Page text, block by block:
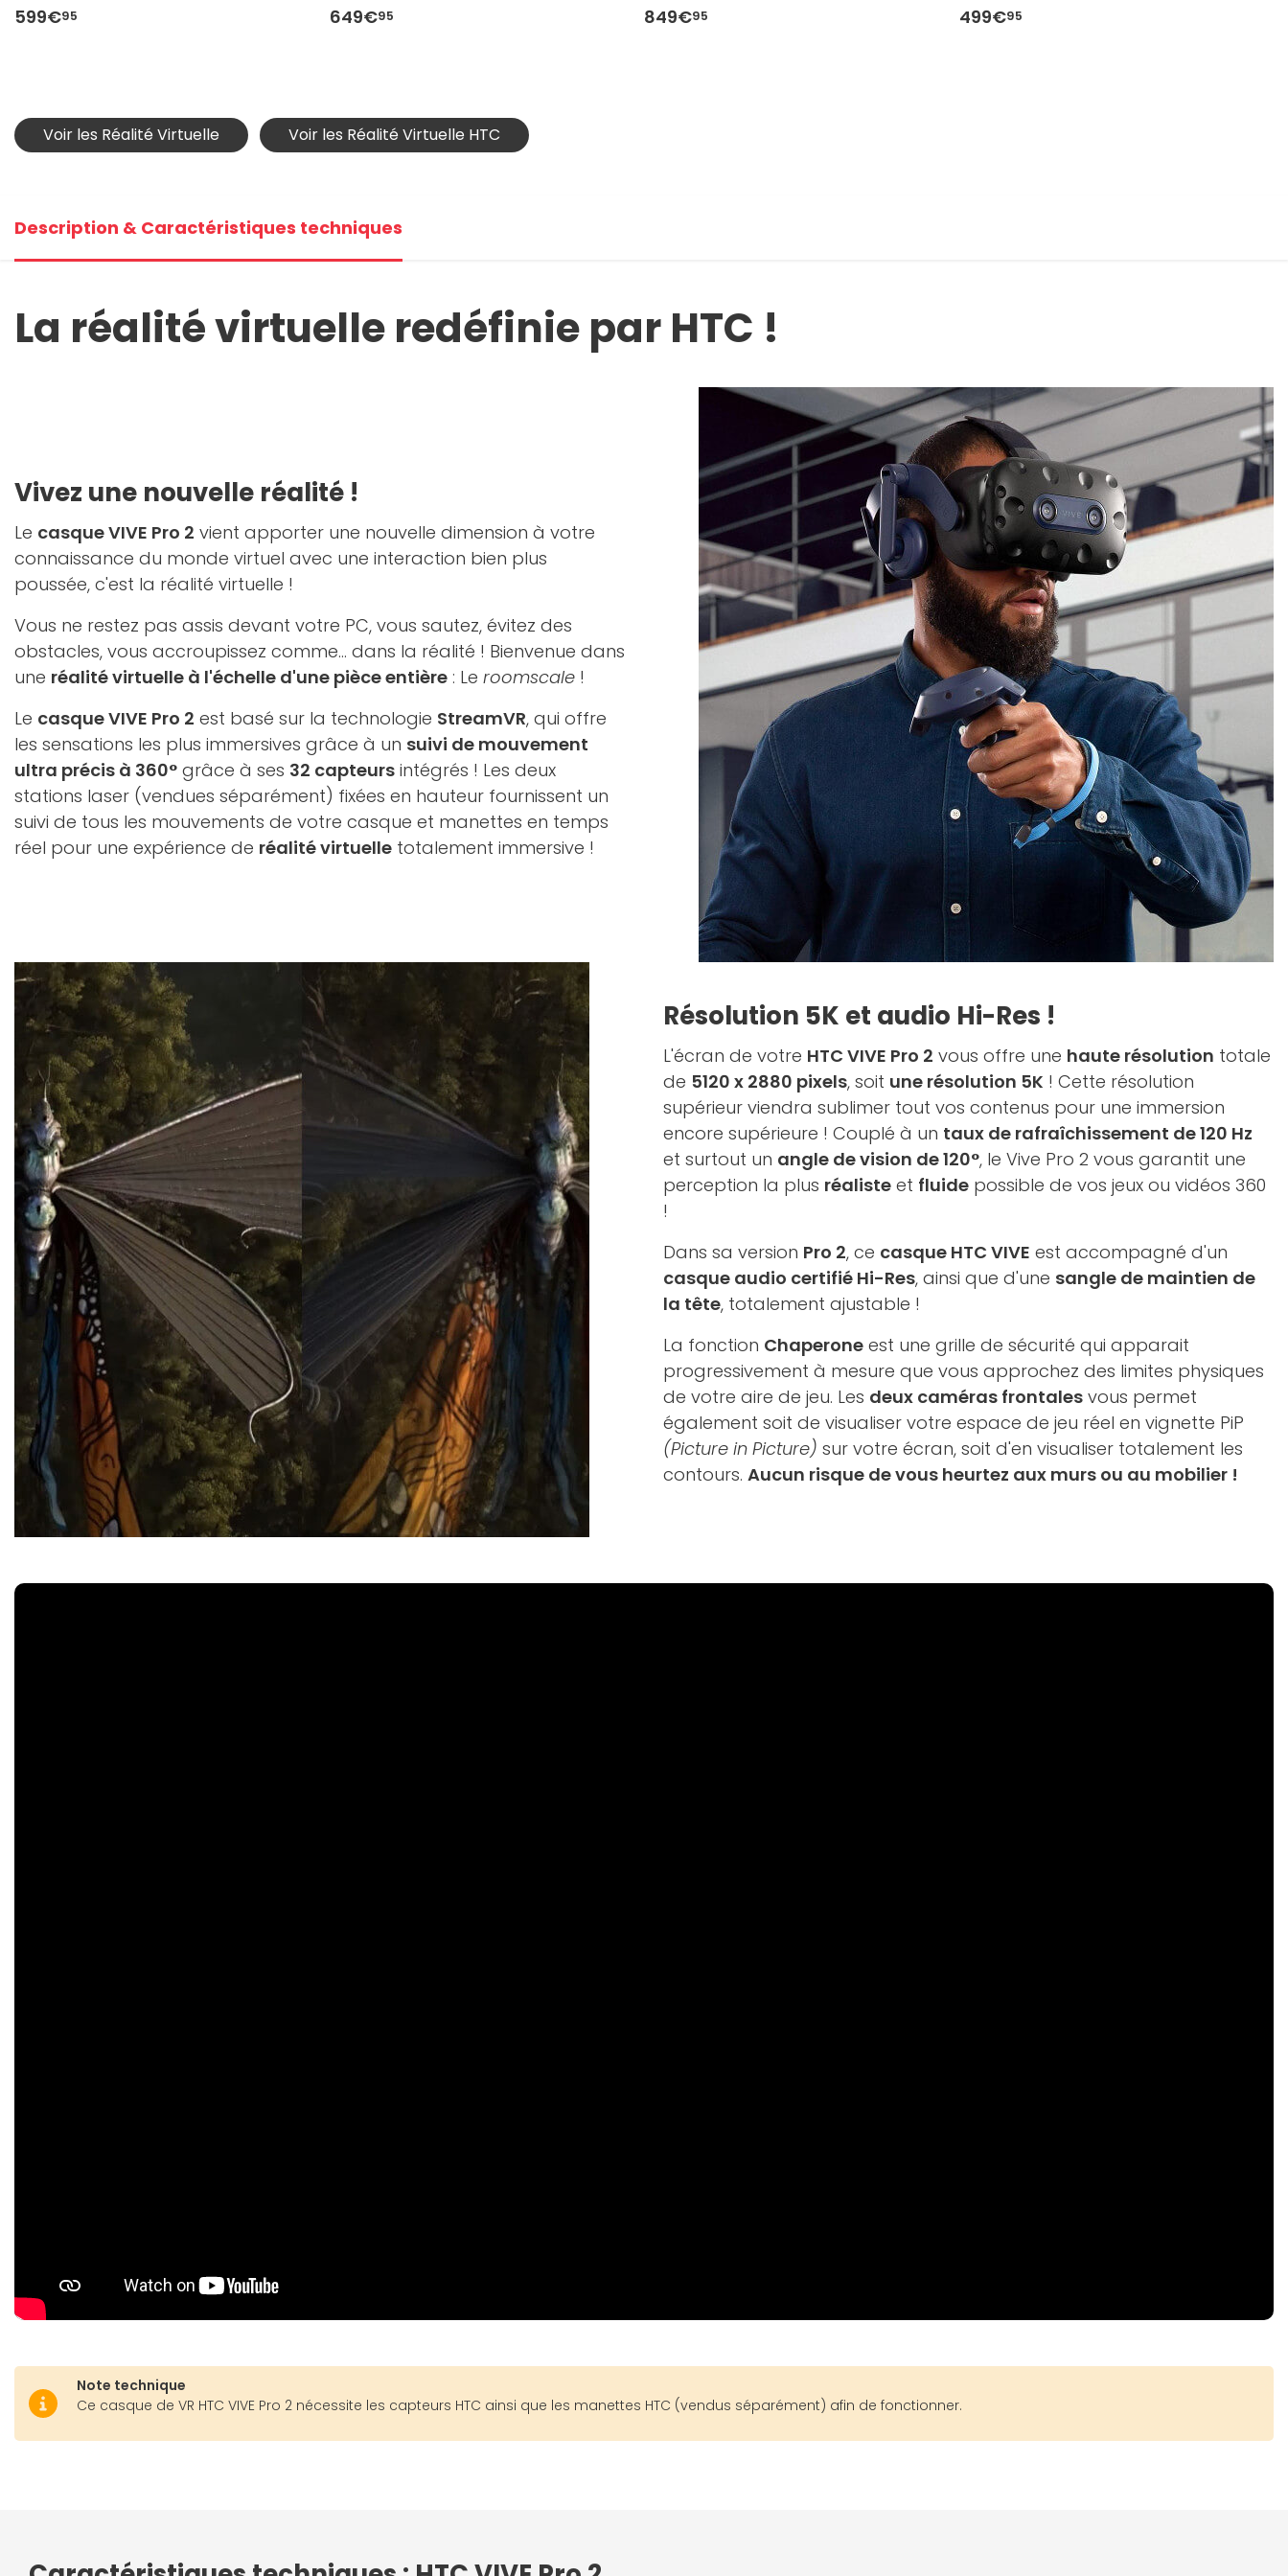
599€95 649€95 849€95 499€95
Voir les Réalité Virtuelle Voir les Réalité Virtuelle HTC
Description & Caractéristiques techniques
La réalité virtuelle redéfinie par HTC !
Vivez une nouvelle réalité !
Le casque VIVE Pro 2 vient apporter une nouvelle dimension à votre
connaissance du monde virtuel avec une interaction bien plus
poussée, c'est la réalité virtuelle !
Vous ne restez pas assis devant votre PC, vous sautez, évitez des
obstacles, vous accroupissez comme... dans la réalité ! Bienvenue dans
une réalité virtuelle à l'échelle d'une pièce entière : Le roomscale !
Le casque VIVE Pro 2 est basé sur la technologie StreamVR, qui offre
les sensations les plus immersives grâce à un suivi de mouvement
ultra précis à 360° grâce à ses 32 capteurs intégrés ! Les deux
stations laser (vendues séparément) fixées en hauteur fournissent un
suivi de tous les mouvements de votre casque et manettes en temps
réel pour une expérience de réalité virtuelle totalement immersive !
Résolution 5K et audio Hi-Res !
L'écran de votre HTC VIVE Pro 2 vous offre une haute résolution totale
de 5120 x 2880 pixels, soit une résolution 5K ! Cette résolution
supérieur viendra sublimer tout vos contenus pour une immersion
encore supérieure ! Couplé à un taux de rafraîchissement de 120 Hz
et surtout un angle de vision de 120°, le Vive Pro 2 vous garantit une
perception la plus réaliste et fluide possible de vos jeux ou vidéos 360
!
Dans sa version Pro 2, ce casque HTC VIVE est accompagné d'un
casque audio certifié Hi-Res, ainsi que d'une sangle de maintien de
la tête, totalement ajustable !
La fonction Chaperone est une grille de sécurité qui apparait
progressivement à mesure que vous approchez des limites physiques
de votre aire de jeu. Les deux caméras frontales vous permet
également soit de visualiser votre espace de jeu réel en vignette PiP
(Picture in Picture) sur votre écran, soit d'en visualiser totalement les
contours. Aucun risque de vous heurtez aux murs ou au mobilier !
Note technique
Ce casque de VR HTC VIVE Pro 2 nécessite les capteurs HTC ainsi que les manettes HTC (vendus séparément) afin de fonctionner.